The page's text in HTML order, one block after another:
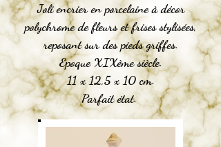
Joli encrier en porcelaine à décor
polychrome de fleurs et frises stylisées,
reposant sur des pieds griffes.
Epoque XIXème siècle.
11 x 12,5 x 10 cm.
Parfait état.